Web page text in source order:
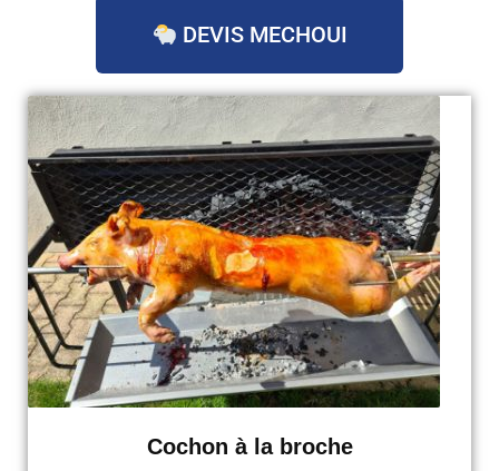
DEVIS MECHOUI
Cochon à la broche